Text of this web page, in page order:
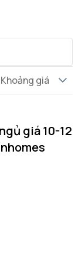
Khoảng giá
giá 10-12